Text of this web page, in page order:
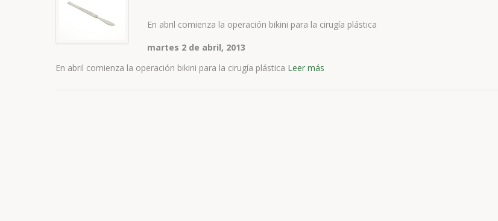
En abril comienza la operación bikini para la cirugía plástica
martes 2 de abril, 2013
En abril comienza la operación bikini para la cirugía plástica Leer más